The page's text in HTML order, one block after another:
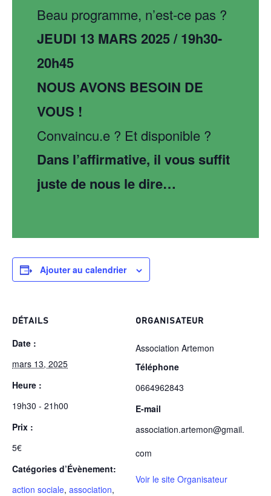
Beau programme, n’est-ce pas ?
JEUDI 13 MARS 2025 / 19h30-
20h45
NOUS AVONS BESOIN DE
VOUS !
Convaincu.e ? Et disponible ?
Dans l’affirmative, il vous suffit
juste de nous le dire…
Ajouter au calendrier
DÉTAILS
Date :
mars 13, 2025
Heure :
19h30 - 21h00
Prix :
5€
Catégories d’Évènement:
action sociale, association,
ORGANISATEUR
Association Artemon
Téléphone
0664962843
E-mail
association.artemon@gmail.
com
Voir le site Organisateur